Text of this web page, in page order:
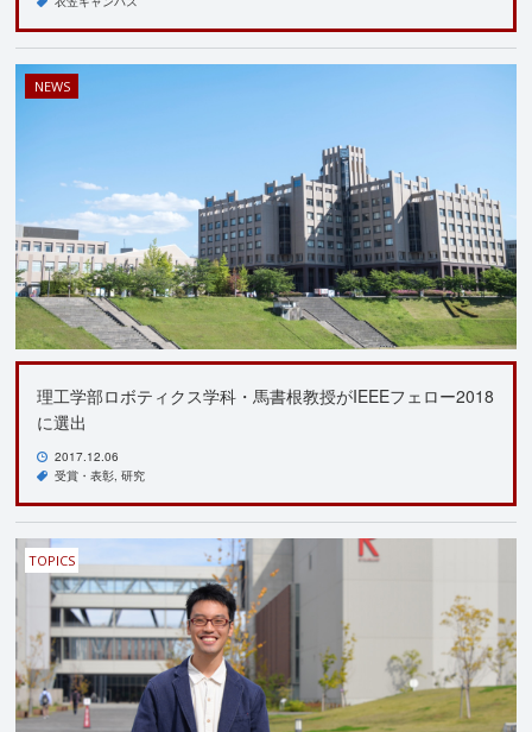
NEWS
理工学部ロボティクス学科・馬書根教授がIEEEフェロー2018
に選出
2017.12.06
受賞・表彰 研究
TOPICS